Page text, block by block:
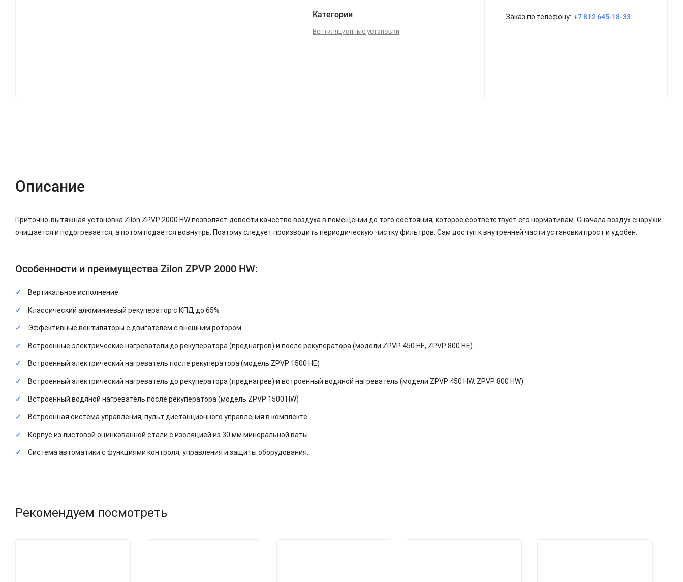
Категории
Вентиляционные установки
Заказ по телефону: +7 812 645-18-33
Описание
Приточно-вытяжная установка Zilon ZPVP 2000 HW позволяет довести качество воздуха в помещении до того состояния, которое соответствует его нормативам. Сначала воздух снаружи
очищается и подогревается, а потом подается вовнутрь. Поэтому следует производить периодическую чистку фильтров. Сам доступ к внутренней части установки прост и удобен.
Особенности и преимущества Zilon ZPVP 2000 HW:
Вертикальное исполнение
Классический алюминиевый рекуператор с КПД до 65%
Эффективные вентиляторы с двигателем с внешним ротором
Встроенные электрические нагреватели до рекуператора (преднагрев) и после рекуператора (модели ZPVP 450 HE, ZPVP 800 HE)
Встроенный электрический нагреватель после рекуператора (модель ZPVP 1500 HE)
Встроенный электрический нагреватель до рекуператора (преднагрев) и встроенный водяной нагреватель (модели ZPVP 450 HW, ZPVP 800 HW)
Встроенный водяной нагреватель после рекуператора (модель ZPVP 1500 HW)
Встроенная система управления, пульт дистанционного управления в комплекте
Корпус из листовой оцинкованной стали с изоляцией из 30 мм минеральной ваты
Система автоматики с функциями контроля, управления и защиты оборудования.
Рекомендуем посмотреть